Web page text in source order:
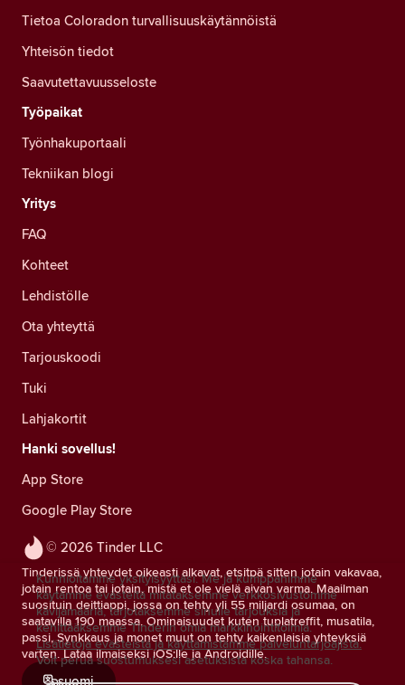
© 2026 Tinder LLC
Tinderissä yhteydet oikeasti alkavat, etsitpä sitten jotain vakavaa,
jotain rentoa tai jotain, mistä et ole vielä aivan varma. Maailman
suosituin deittiappi, jossa on tehty yli 55 miljardi osumaa, on
saatavilla 190 maassa. Ominaisuudet kuten tuplatreffit, musatila,
passi, Synkkaus ja monet muut on tehty kaikenlaisia yhteyksiä
varten. Lataa ilmaiseksi iOS:lle ja Androidille.
suomi
Tietoa Coloradon turvallisuuskäytännöistä
Yhteisön tiedot
Saavutettavuusseloste
Työpaikat
Työnhakuportaali
Tekniikan blogi
Yritys
FAQ
Kohteet
Lehdistölle
Ota yhteyttä
Tarjouskoodi
Tuki
Lahjakortit
Hanki sovellus!
App Store
Google Play Store
Kunnioitamme yksityisyyttäsi. Me ja kumppanimme
käytämme evästeitä mitataksemme verkkosivustomme
kävijämääriä, tarjotaksemme sinulle tarjouksia ja
kehittääksemme Tinderin omia markkinointitoimia.
Lisätietoja evästeistä ja käyttämistämme palveluntarjoajista.
Voit perua suostumuksesi asetuksista koska tahansa.